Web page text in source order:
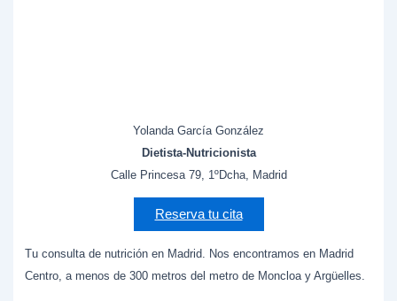
Yolanda García González
Dietista-Nutricionista
Calle Princesa 79, 1ºDcha, Madrid
Reserva tu cita
Tu consulta de nutrición en Madrid. Nos encontramos en Madrid
Centro, a menos de 300 metros del metro de Moncloa y Argüelles.